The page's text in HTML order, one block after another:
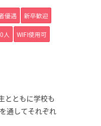
優遇 新卒歓迎
人 WIFI使用可
とともに学校も
通してそれぞれ